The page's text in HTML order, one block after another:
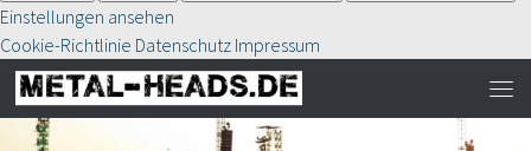
Einstellungen ansehen
Cookie-Richtlinie Datenschutz Impressum